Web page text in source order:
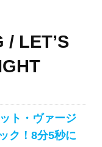
/ LET’S
ト・ヴァージ
ク！8分5秒に